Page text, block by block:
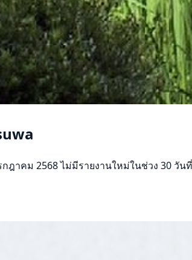
ฎาคม 2568 ไม่มีรายงานใหม่ในช่วง 30